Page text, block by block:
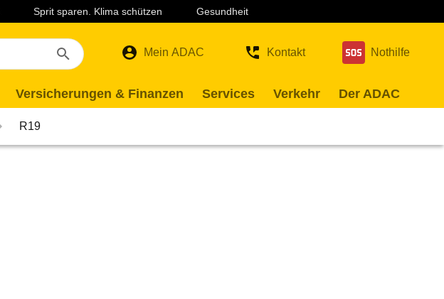
Sprit sparen. Klima schützen Gesundheit
Mein ADAC Kontakt Nothilfe
Versicherungen & Finanzen Services Verkehr Der ADAC
R19